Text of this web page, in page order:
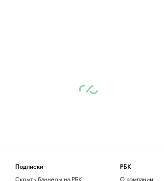
Подписки
Скрыть баннеры на РБК
РБК
О компании